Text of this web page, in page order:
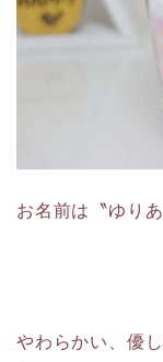
お名前は〝ゆり
やわらかい、優